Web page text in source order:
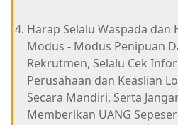
Harap Selalu Waspada dan
Modus - Modus Penipuan
Rekrutmen, Selalu Cek
Perusahaan dan Keaslian
Secara Mandiri, Serta
Memberikan UANG